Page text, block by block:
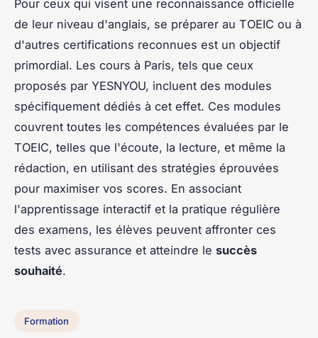
Pour ceux qui visent une reconnaissance officielle
de leur niveau d'anglais, se préparer au TOEIC ou à
d'autres certifications reconnues est un objectif
primordial. Les cours à Paris, tels que ceux
proposés par YESNYOU, incluent des modules
spécifiquement dédiés à cet effet. Ces modules
couvrent toutes les compétences évaluées par le
TOEIC, telles que l'écoute, la lecture, et même la
rédaction, en utilisant des stratégies éprouvées
pour maximiser vos scores. En associant
l'apprentissage interactif et la pratique régulière
des examens, les élèves peuvent affronter ces
tests avec assurance et atteindre le succès
souhaité.
Formation